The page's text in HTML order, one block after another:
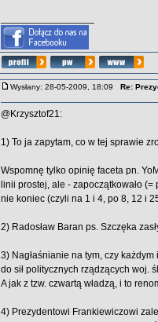
Wysłany: 28-05-2009, 18:09 Re:
@Krzysztof21:
1) To ja zapytam, co w tej sprawie
Wspomnę tylko opinię faceta pn.
linii prostej, ale - zapoczątkowało
nie koniec (czyli na 1 i 4, po 8, 12 i
2) Radosław Baran ps. Szczęka
3) Nagłaśnianie na tym, czy
do sił politycznych rządzących woj.
A jak z tzw. czwartą władzą, i to
4) Prezydentowi Frankiewiczowi